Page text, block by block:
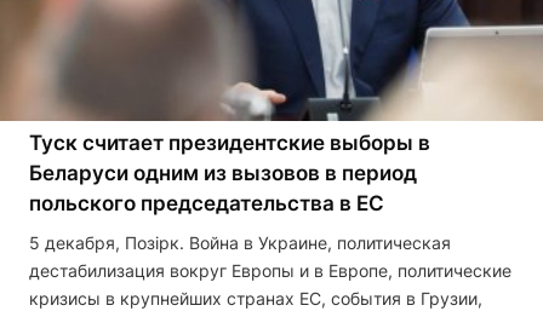
Туск считает президентские выборы в
Беларуси одним из вызовов в период
польского председательства в ЕС
5 декабря, Позірк. Война в Украине, политическая
дестабилизация вокруг Европы и в Европе, политические
кризисы в крупнейших странах ЕС, события в Грузии,